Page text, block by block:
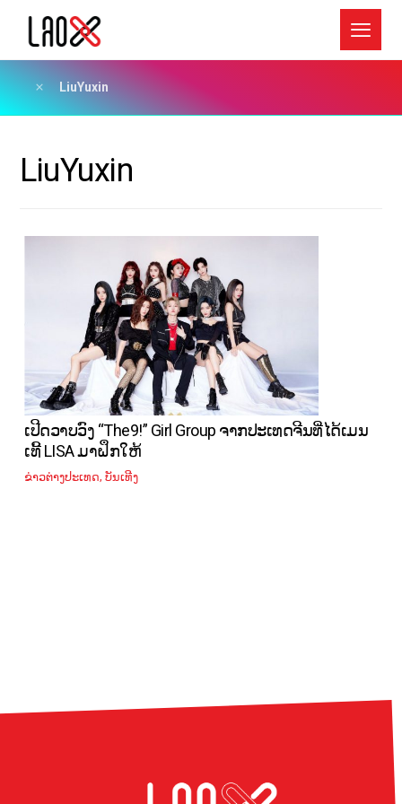
LiuYuxin
LiuYuxin
ເປີດວາບວົງ “The9!” Girl Group ຈາກປະເທດຈີນທີ່ໄດ້ເມນ
ເທີ້ LISA ມາຝຶກໃຫ້
ຂ່າວຕ່າງປະເທດ,ບັນເທີງ